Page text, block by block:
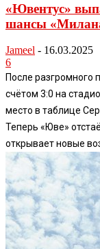
«Ювентус»
шансы
Jameel - 16.03.2025
6
После разгромного
счётом 3:0 на
место в таблице
Теперь «Юве»
открывает новые